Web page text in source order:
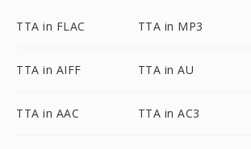
TTA in FLAC TTA in MP3
TTA in AIFF TTA in AU
TTA in AAC TTA in AC3